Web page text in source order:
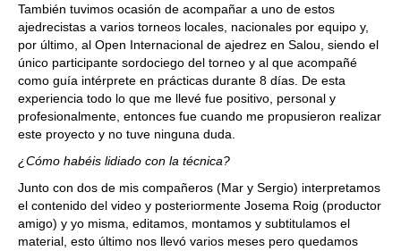
También tuvimos ocasión de acompañar a uno de estos
ajedrecistas a varios torneos locales, nacionales por equipo y,
por último, al Open Internacional de ajedrez en Salou, siendo el
único participante sordociego del torneo y al que acompañé
como guía intérprete en prácticas durante 8 días. De esta
experiencia todo lo que me llevé fue positivo, personal y
profesionalmente, entonces fue cuando me propusieron realizar
este proyecto y no tuve ninguna duda.
¿Cómo habéis lidiado con la técnica?
Junto con dos de mis compañeros (Mar y Sergio) interpretamos
el contenido del video y posteriormente Josema Roig (productor
amigo) y yo misma, editamos, montamos y subtitulamos el
material, esto último nos llevó varios meses pero quedamos